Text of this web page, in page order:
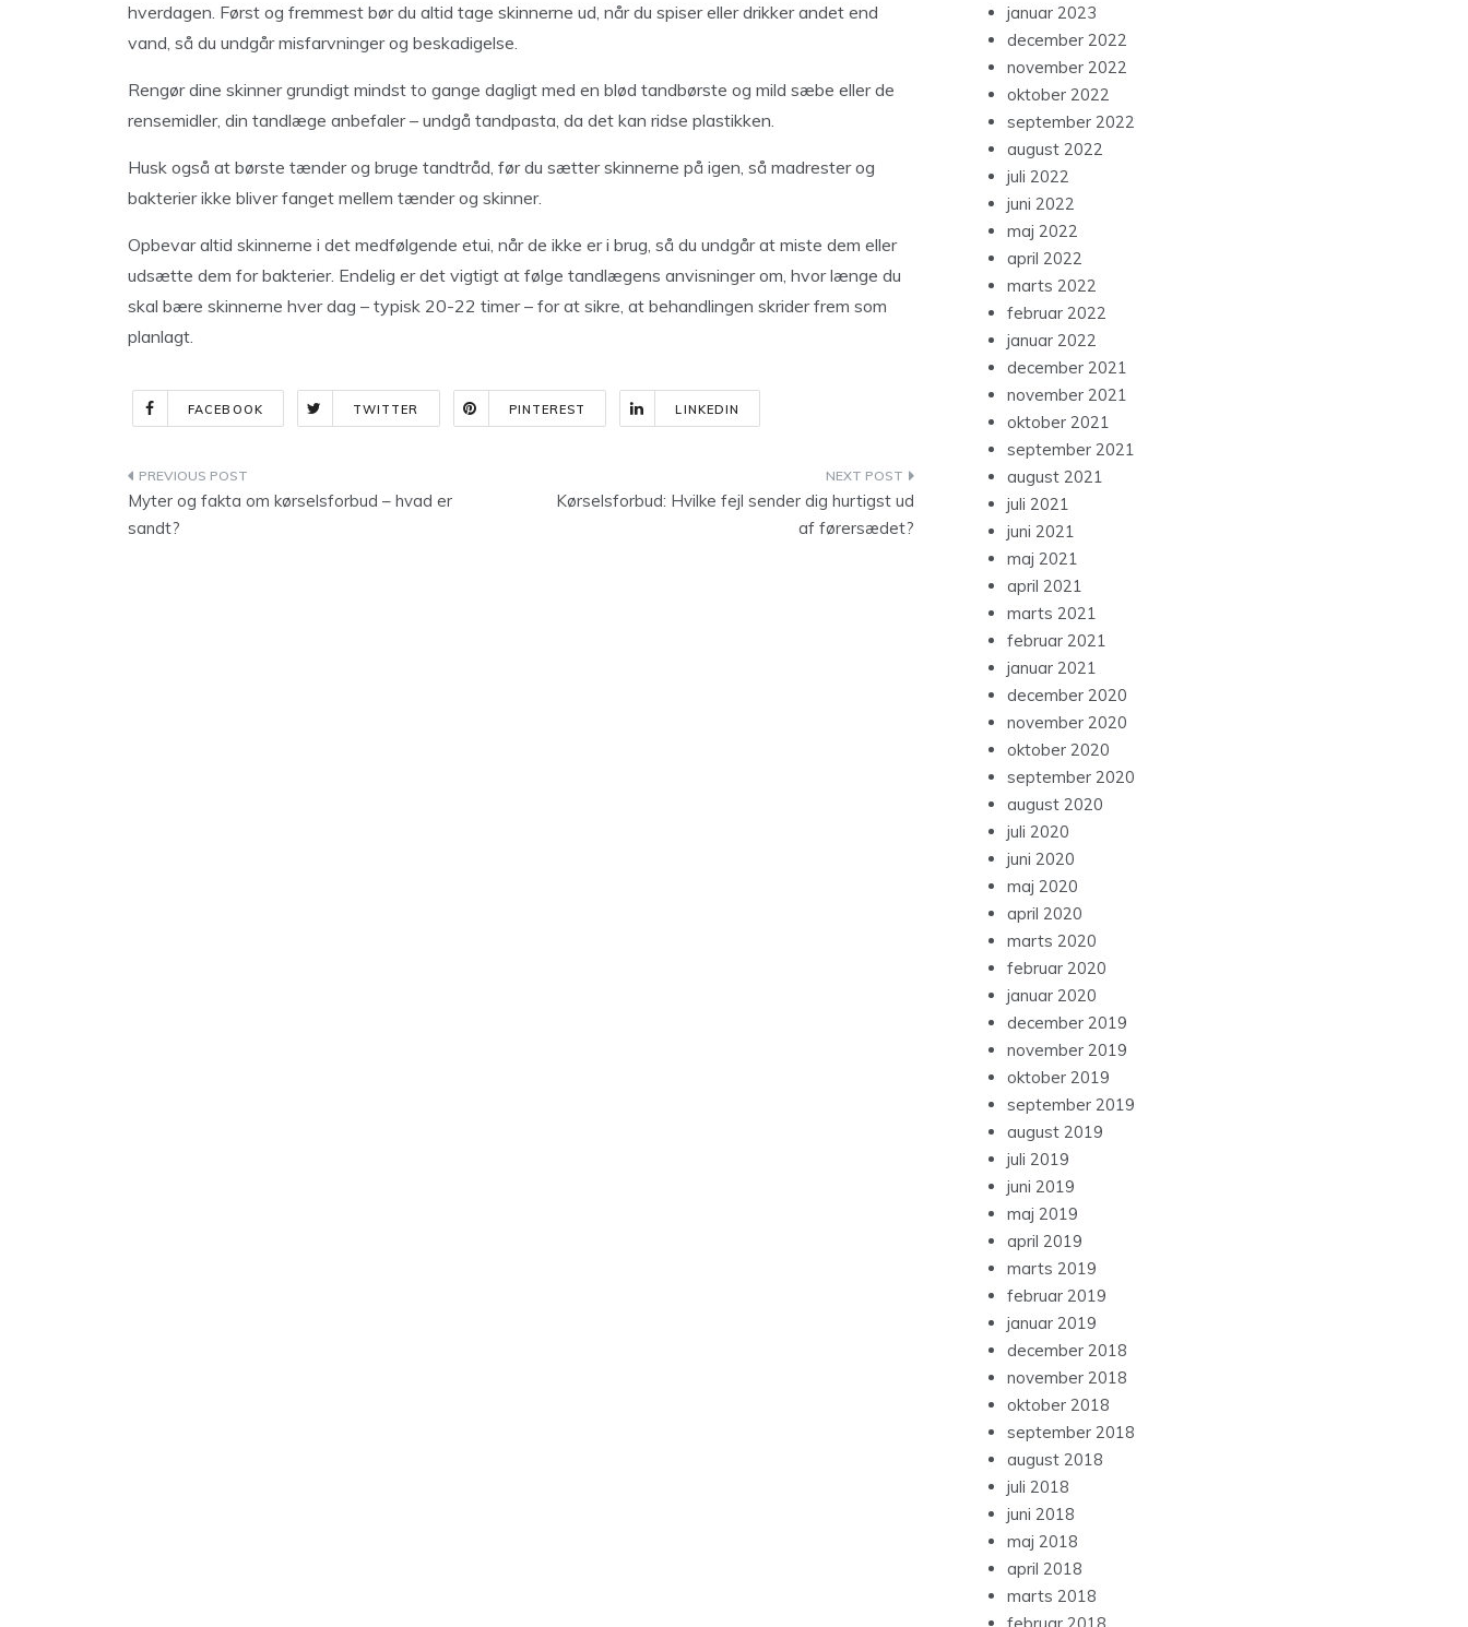
hverdagen. Først og fremmest bør du altid tage skinnerne ud, når du spiser eller drikker andet end
vand, så du undgår misfarvninger og beskadigelse.
Rengør dine skinner grundigt mindst to gange dagligt med en blød tandbørste og mild sæbe eller de
rensemidler, din tandlæge anbefaler – undgå tandpasta, da det kan ridse plastikken.
Husk også at børste tænder og bruge tandtråd, før du sætter skinnerne på igen, så madrester og
bakterier ikke bliver fanget mellem tænder og skinner.
Opbevar altid skinnerne i det medfølgende etui, når de ikke er i brug, så du undgår at miste dem eller
udsætte dem for bakterier. Endelig er det vigtigt at følge tandlægens anvisninger om, hvor længe du
skal bære skinnerne hver dag – typisk 20-22 timer – for at sikre, at behandlingen skrider frem som
planlagt.
FACEBOOK TWITTER PINTEREST LINKEDIN
Indlægsnavigation
Myter og fakta om kørselsforbud – hvad er
sandt?
Kørselsforbud: Hvilke fejl sender dig hurtigst ud
af førersædet?
januar 2023
december 2022
november 2022
oktober 2022
september 2022
august 2022
juli 2022
juni 2022
maj 2022
april 2022
marts 2022
februar 2022
januar 2022
december 2021
november 2021
oktober 2021
september 2021
august 2021
juli 2021
juni 2021
maj 2021
april 2021
marts 2021
februar 2021
januar 2021
december 2020
november 2020
oktober 2020
september 2020
august 2020
juli 2020
juni 2020
maj 2020
april 2020
marts 2020
februar 2020
januar 2020
december 2019
november 2019
oktober 2019
september 2019
august 2019
juli 2019
juni 2019
maj 2019
april 2019
marts 2019
februar 2019
januar 2019
december 2018
november 2018
oktober 2018
september 2018
august 2018
juli 2018
juni 2018
maj 2018
april 2018
marts 2018